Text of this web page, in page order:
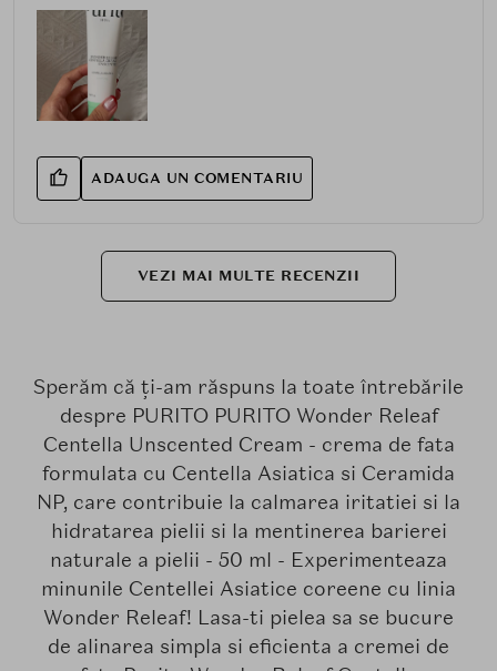
ADAUGA UN COMENTARIU
VEZI MAI MULTE RECENZII
Sperăm că ți-am răspuns la toate întrebările
despre PURITO PURITO Wonder Releaf
Centella Unscented Cream - crema de fata
formulata cu Centella Asiatica si Ceramida
NP, care contribuie la calmarea iritatiei si la
hidratarea pielii si la mentinerea barierei
naturale a pielii - 50 ml - Experimenteaza
minunile Centellei Asiatice coreene cu linia
Wonder Releaf! Lasa-ti pielea sa se bucure
de alinarea simpla si eficienta a cremei de